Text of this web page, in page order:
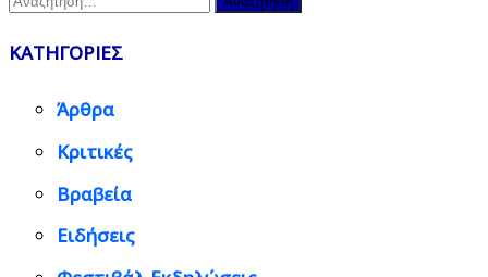
ΚΑΤΗΓΟΡΙΕΣ
Άρθρα
Κριτικές
Βραβεία
Ειδήσεις